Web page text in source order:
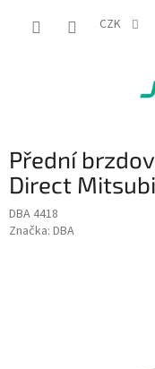
CZK
Přední
Direct
DBA 4418
Značka: DBA